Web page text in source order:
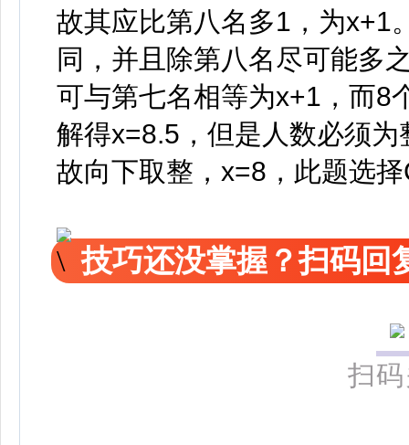
故其应比第八名多1，为x+1
同，并且除第八名尽可能多
可与第七名相等为x+1，而8
解得x=8.5，但是人数必须
故向下取整，x=8，此题选
技巧还没掌握？扫码回
扫